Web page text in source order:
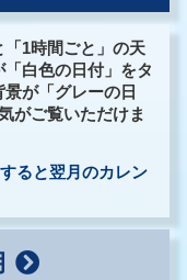
1時間ごと」の天
白色の日付」をタ
が「グレーの日
がご覧いただけま
ると翌月のカレン